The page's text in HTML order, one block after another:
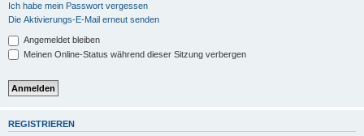
Ich habe mein Passwort vergessen
Die Aktivierungs-E-Mail erneut senden
Angemeldet bleiben
Meinen Online-Status während dieser Sitzung verbergen
REGISTRIEREN